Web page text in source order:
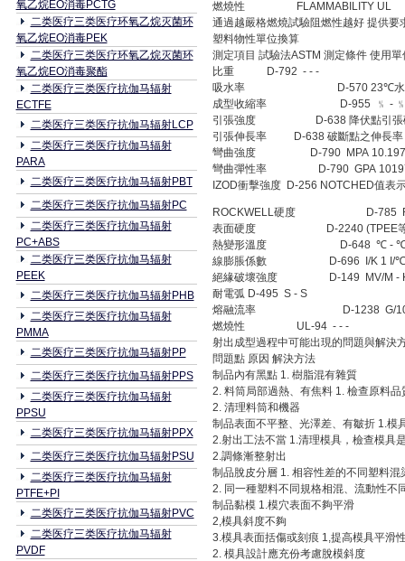
氧乙烷EO消毒PCTG
二类医疗三类医疗环氧乙烷灭菌环
氧乙烷EO消毒PEK
二类医疗三类医疗环氧乙烷灭菌环
氧乙烷EO消毒聚酯
二类医疗三类医疗抗伽马辐射
ECTFE
二类医疗三类医疗抗伽马辐射LCP
二类医疗三类医疗抗伽马辐射
PARA
二类医疗三类医疗抗伽马辐射PBT
二类医疗三类医疗抗伽马辐射PC
二类医疗三类医疗抗伽马辐射
PC+ABS
二类医疗三类医疗抗伽马辐射
PEEK
二类医疗三类医疗抗伽马辐射PHB
二类医疗三类医疗抗伽马辐射
PMMA
二类医疗三类医疗抗伽马辐射PP
二类医疗三类医疗抗伽马辐射PPS
二类医疗三类医疗抗伽马辐射
PPSU
二类医疗三类医疗抗伽马辐射PPX
二类医疗三类医疗抗伽马辐射PSU
二类医疗三类医疗抗伽马辐射
PTFE+PI
二类医疗三类医疗抗伽马辐射PVC
二类医疗三类医疗抗伽马辐射
PVDF
燃燒性 FLAMMABILITY UL
通過越嚴格燃燒試驗阻燃性越好 提供要
塑料物性單位換算
測定項目 試驗法ASTM 測定條件 使用
比重 D-792 - - -
吸水率 D-570 23℃水中
成型收縮率 D-955 ﹪ -
引張強度 D-638 降伏點引張破斷
引張伸長率 D-638 破斷點之伸長率
彎曲強度 D-790 MPA 10.1972
彎曲彈性率 D-790 GPA
IZOD衝擊強度 D-256 NOTCHED值表
ROCKWELL硬度 D-785 R,M-
表面硬度 D-2240 (TPEE等場
熱變形溫度 D-648 ℃ -
線膨脹係數 D-696 I/K 1 I/℃
絕緣破壞強度 D-149 MV/M -
耐電弧 D-495 S - S
熔融流率 D-1238 G/
燃燒性 UL-94 - - -
射出成型過程中可能出現的問題與解決
問題點 原因 解決方法
制品內有黑點 1. 樹脂混有雜質
2. 料筒局部過熱、有焦料 1. 檢查原料品
2. 清理料筒和機器
制品表面不平整、光澤差、有皺折 1.模
2.射出工法不當 1.清理模具，檢查模具
2.調條漸整射出
制品脫皮分層 1. 相容性差的不同塑料混
2. 同一種塑料不同規格相混、流動性不
制品黏模 1.模穴表面不夠平滑
2,模具斜度不夠
3.模具表面括傷或刻痕 1,提高模具平滑
2. 模具設計應充份考慮脫模斜度